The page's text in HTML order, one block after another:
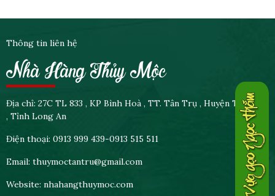
Thông tin liên hệ
Nhà Hàng Thủy Mộc
Địa chỉ: 27C TL 833 , KP Bình Hoà , TT. Tân Trụ , Huyện Tân Trụ
, Tỉnh Long An
Điện thoại: 0913 999 439-0913 515 511
Email: thuymoctantru@gmail.com
Website: nhahangthuymoc.com